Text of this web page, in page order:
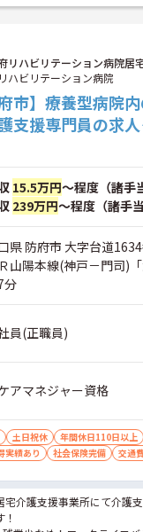
ハビリテーション病院居
ビリテーション病院
市】療養型病院
支援専門員の求
15.5万円～程度（諸手
239万円～程度（諸手当
県 防府市 大字台道
山陽本線(神戸－門司)
分
員(正職員)
アマネジャー資格
土日祝休
年間休日110日以上
実績あり
社会保険完備 交通
宅介護支援事業所にて介護